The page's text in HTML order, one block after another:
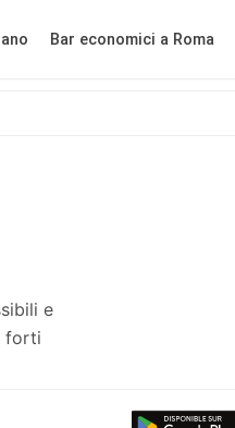
Bar economici a Roma
e
forti